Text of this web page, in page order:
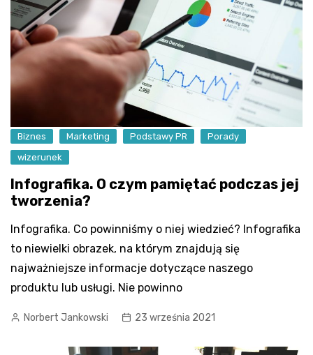
Biznes Marketing Podstawy PR
Porady
wizerunek
Infografika. O czym pamiętać podczas jej
tworzenia?
Infografika. Co powinniśmy o niej wiedzieć? Infografika
to niewielki obrazek, na którym znajdują się
najważniejsze informacje dotyczące naszego
produktu lub usługi. Nie powinno
Norbert Jankowski 23 września 2021